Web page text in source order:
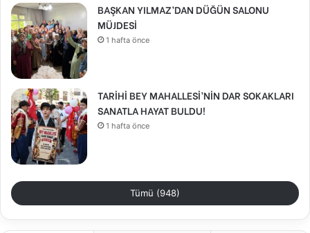
BAŞKAN YILMAZ’DAN DÜĞÜN SALONU
MÜJDESİ
1 hafta önce
TARİHİ BEY MAHALLESİ’NİN DAR SOKAKLARI
SANATLA HAYAT BULDU!
1 hafta önce
Tümü (948)